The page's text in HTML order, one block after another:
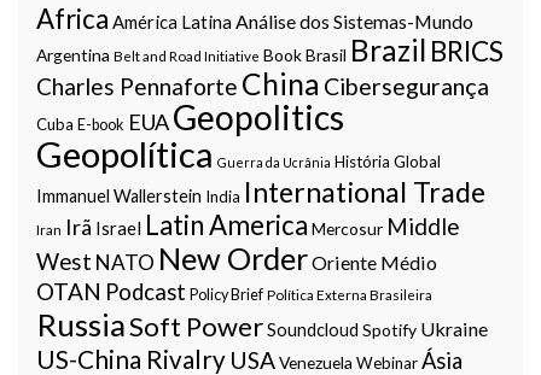
Africa América Latina Análise dos Sistemas-Mundo
Argentina Belt and Road Initiative BookBrasil Brazil BRICS
Charles Pennaforte China Cibersegurança
Cuba E-book EUAGeopolitics
Geopolítica Guerra da Ucrânia História Global
Immanuel Wallerstein India International Trade
Iran Irã Israel Latin America Mercosur Middle
West NATO New OrderOriente Médio
OTAN Podcast Policy Brief Política Externa Brasileira
RussiaSoft PowerSoundcloud Spotify Ukraine
US-China Rivalry USAVenezuela WebinarÁsia